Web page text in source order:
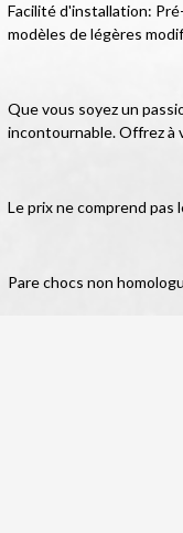
Facilité d'installation:
modèles de légères
Que vous soyez un
incontournable. Offrez à
Le prix ne comprend
Pare chocs non